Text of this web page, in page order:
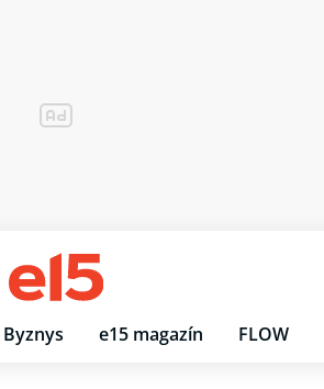
Byznys e15 magazín FLOW